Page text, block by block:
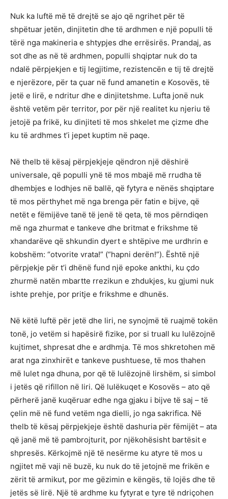
Nuk ka luftë më të drejtë se ajo që ngrihet për të
shpëtuar jetën, dinjitetin dhe të ardhmen e një populli të
tërë nga makineria e shtypjes dhe errësirës. Prandaj, as
sot dhe as në të ardhmen, populli shqiptar nuk do ta
ndalë përpjekjen e tij legjitime, rezistencën e tij të drejtë
e njerëzore, për ta çuar në fund amanetin e Kosovës, të
jetë e lirë, e ndritur dhe e dinjitetshme. Lufta jonë nuk
është vetëm për territor, por për një realitet ku njeriu të
jetojë pa frikë, ku dinjiteti të mos shkelet me çizme dhe
ku të ardhmes t’i jepet kuptim në paqe.
Në thelb të kësaj përpjekjeje qëndron një dëshirë
universale, që populli ynë të mos mbajë më rrudha të
dhembjes e lodhjes në ballë, që fytyra e nënës shqiptare
të mos përthyhet më nga brenga për fatin e bijve, që
netët e fëmijëve tanë të jenë të qeta, të mos përndiqen
më nga zhurmat e tankeve dhe britmat e frikshme të
xhandarëve që shkundin dyert e shtëpive me urdhrin e
kobshëm: “otvorite vrata!” (“hapni derën!”). Është një
përpjekje për t’i dhënë fund një epoke ankthi, ku çdo
zhurmë natën mbartte rrezikun e zhdukjes, ku gjumi nuk
ishte prehje, por pritje e frikshme e dhunës.
Në këtë luftë për jetë dhe liri, ne synojmë të ruajmë tokën
tonë, jo vetëm si hapësirë fizike, por si truall ku lulëzojnë
kujtimet, shpresat dhe e ardhmja. Të mos shkretohen më
arat nga zinxhirët e tankeve pushtuese, të mos thahen
më lulet nga dhuna, por që të lulëzojnë lirshëm, si simbol
i jetës që rifillon në liri. Që lulëkuqet e Kosovës – ato që
përherë janë kuqëruar edhe nga gjaku i bijve të saj – të
çelin më në fund vetëm nga dielli, jo nga sakrifica. Në
thelb të kësaj përpjekjeje është dashuria për fëmijët – ata
që janë më të pambrojturit, por njëkohësisht bartësit e
shpresës. Kërkojmë një të nesërme ku atyre të mos u
ngjitet më vaji në buzë, ku nuk do të jetojnë me frikën e
zërit të armikut, por me gëzimin e këngës, të lojës dhe të
jetës së lirë. Një të ardhme ku fytyrat e tyre të ndriçohen